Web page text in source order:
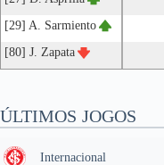
[29] A. Sarmiento
[80] J. Zapata
ÚLTIMOS JOGOS
Internacional